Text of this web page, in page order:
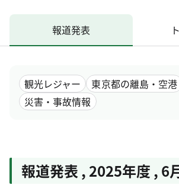
報道発表
観光レジャー
東京都の離島・空港
災害・事故情報
報道発表 , 2025年度 , 6